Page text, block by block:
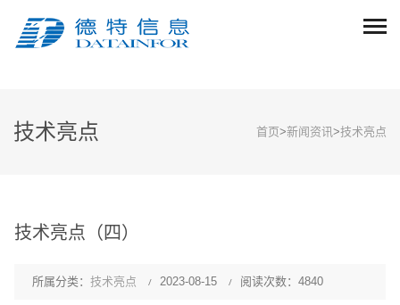
技术亮点 首页>新闻资讯>技术亮点
技术亮点（四）
所属分类： 技术亮点 2023-08-15 阅读次数：4840